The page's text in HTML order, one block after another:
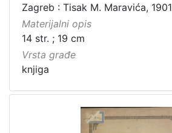
Zagreb : Tisak M. Maravića, 1901
Materijalni opis
14 str. ; 19 cm
Vrsta građe
knjiga